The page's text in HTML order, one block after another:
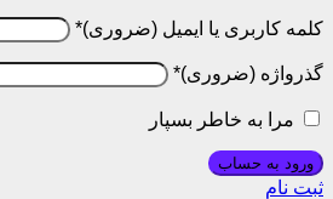
کلمه کاربری یا ایمیل *
گذرواژه *
مرا به خاطر بسپار
ورود به حساب
ثبت نام